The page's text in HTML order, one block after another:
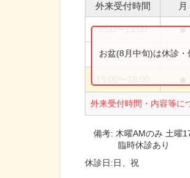
外来受付時間 月
9:00〜13:00 ●
9:00〜17:00
外来受付時間・内容等に
お盆(8月中旬)は休診・
備考: 木曜AMのみ 土曜
臨時休診あり
休診日:日、祝